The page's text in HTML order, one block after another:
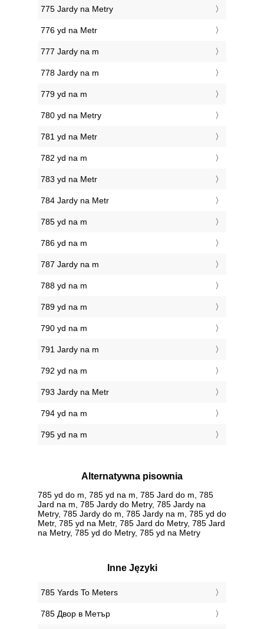
775 Jardy na Metry
776 yd na Metr
777 Jardy na m
778 Jardy na m
779 yd na m
780 yd na Metry
781 yd na Metr
782 yd na m
783 yd na Metr
784 Jardy na Metr
785 yd na m
786 yd na m
787 Jardy na m
788 yd na m
789 yd na m
790 yd na m
791 Jardy na m
792 yd na m
793 Jardy na Metr
794 yd na m
795 yd na m
Alternatywna pisownia
785 yd do m, 785 yd na m, 785 Jard do m, 785
Jard na m, 785 Jardy do Metry, 785 Jardy na
Metry, 785 Jardy do m, 785 Jardy na m, 785 yd do
Metr, 785 yd na Metr, 785 Jard do Metry, 785 Jard
na Metry, 785 yd do Metry, 785 yd na Metry
Inne Języki
‎785 Yards To Meters
‎785 Двор в Метър